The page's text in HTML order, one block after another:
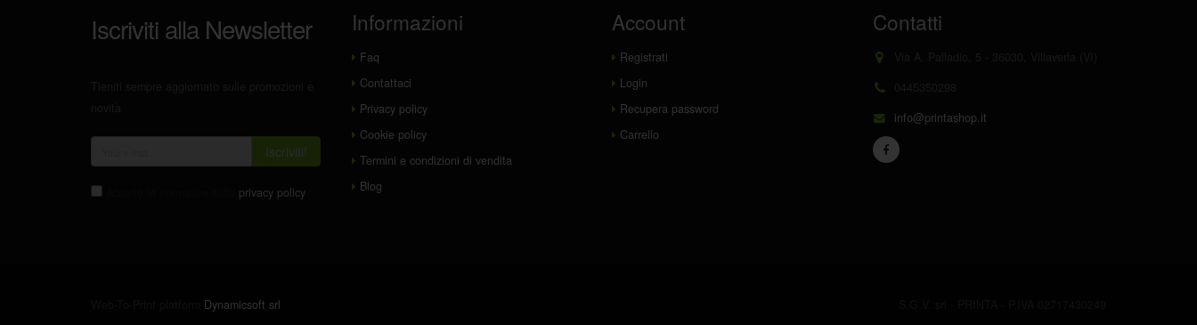
Iscriviti alla Newsletter
Iscriviti!
privacy policy
Informazioni
Faq
Contattaci
Privacy policy
Cookie policy
Termini e condizioni di vendita
Blog
Account
Registrati
Login
Recupera password
Carrello
Contatti
info@printashop.it
Dynamicsoft srl